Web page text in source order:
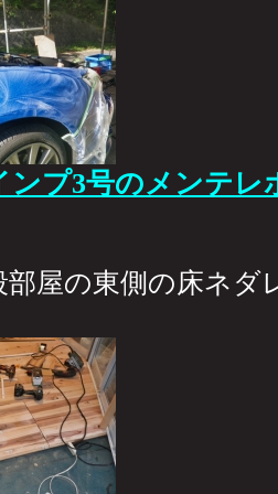
ンプ3号のメンテレ
部屋の東側の床ネ